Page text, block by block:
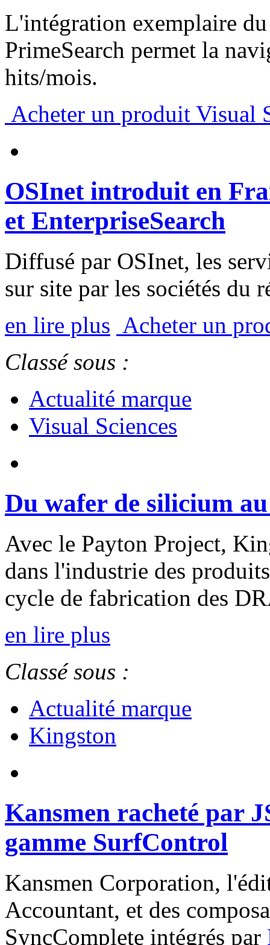
L'intégration exemplaire
PrimeSearch permet la
hits/mois.
Acheter un produit Visual
OSInet introduit en
et EnterpriseSearch
Diffusé par OSInet, les
sur site par les sociétés du
en lire plus Acheter un
Classé sous :
Actualité marque
Visual Sciences
Du wafer de silicium
Avec le Payton Project,
dans l'industrie des
cycle de fabrication des
en lire plus
Classé sous :
Actualité marque
Kingston
Kansmen racheté par
gamme SurfControl
Kansmen Corporation,
Accountant, et des
SyncComplete intégrés par